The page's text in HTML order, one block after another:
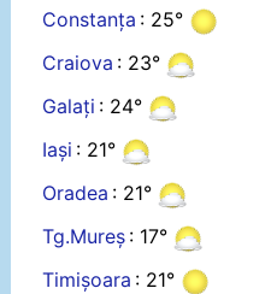
Constanța : 25°
Craiova : 23°
Galați : 24°
Iași : 21°
Oradea : 21°
Tg.Mureș : 17°
Timișoara : 21°